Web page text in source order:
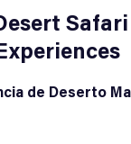
de Deserto